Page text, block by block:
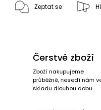
Zeptat se
Čerstvé zboží
Zboží nakupujeme
průběžně, nesedí nám
skladu dlouhou dobu.